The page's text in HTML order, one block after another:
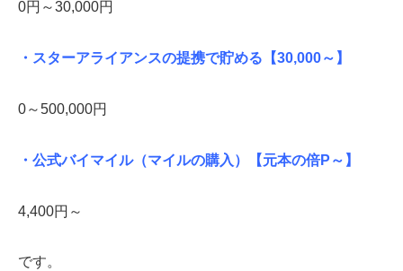
0円～30,000円
・スターアライアンスの提携で貯める 【30,000～】
0～500,000円
・公式バイマイル（マイルの購入） 【元本の倍P～】
4,400円～
です。